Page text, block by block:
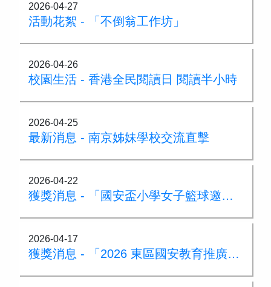
2026-04-27
活動花絮 - 「不倒翁工作坊」
2026-04-26
校園生活 - 香港全民閱讀日 閱讀半小時
2026-04-25
最新消息 - 南京姊妹學校交流直擊
2026-04-22
獲獎消息 - 「國安盃小學女子籃球邀請賽」
2026-04-17
獲獎消息 - 「2026 東區國安教育推廣活動比賽」